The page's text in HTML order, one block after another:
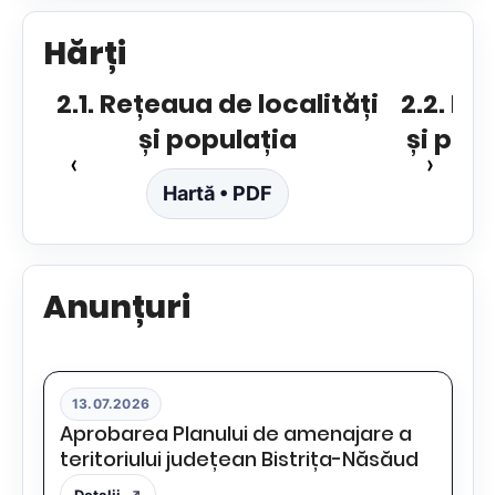
Hărți
‹
2.1. Rețeaua de localități
și populația
Hartă • PDF
2.2.
și
›
Anunțuri
13.07.2026
Aprobarea Planului de amenajare a
teritoriului județean Bistrița-Năsăud